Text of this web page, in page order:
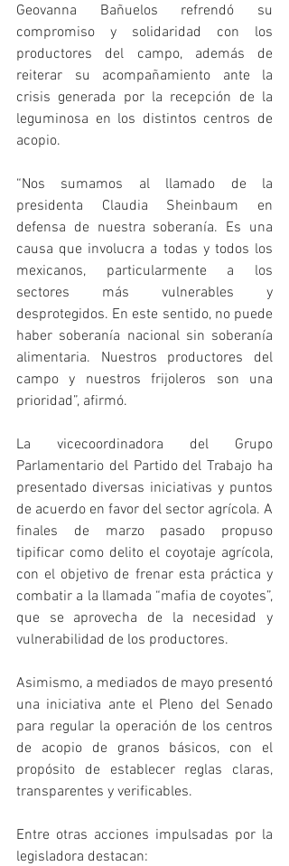
Geovanna Bañuelos refrendó su
compromiso y solidaridad con los
productores del campo, además de
reiterar su acompañamiento ante la
crisis generada por la recepción de la
leguminosa en los distintos centros de
acopio.
“Nos sumamos al llamado de la
presidenta Claudia Sheinbaum en
defensa de nuestra soberanía. Es una
causa que involucra a todas y todos los
mexicanos, particularmente a los
sectores más vulnerables y
desprotegidos. En este sentido, no puede
haber soberanía nacional sin soberanía
alimentaria. Nuestros productores del
campo y nuestros frijoleros son una
prioridad”, afirmó.
La vicecoordinadora del Grupo
Parlamentario del Partido del Trabajo ha
presentado diversas iniciativas y puntos
de acuerdo en favor del sector agrícola. A
finales de marzo pasado propuso
tipificar como delito el coyotaje agrícola,
con el objetivo de frenar esta práctica y
combatir a la llamada “mafia de coyotes”,
que se aprovecha de la necesidad y
vulnerabilidad de los productores.
Asimismo, a mediados de mayo presentó
una iniciativa ante el Pleno del Senado
para regular la operación de los centros
de acopio de granos básicos, con el
propósito de establecer reglas claras,
transparentes y verificables.
Entre otras acciones impulsadas por la
legisladora destacan: